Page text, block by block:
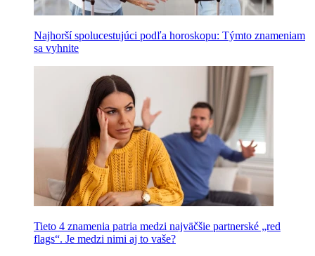
Najhorší spolucestujúci podľa horoskopu: Týmto znameniam
sa vyhnite
Tieto 4 znamenia patria medzi najväčšie partnerské „red
flags“. Je medzi nimi aj to vaše?